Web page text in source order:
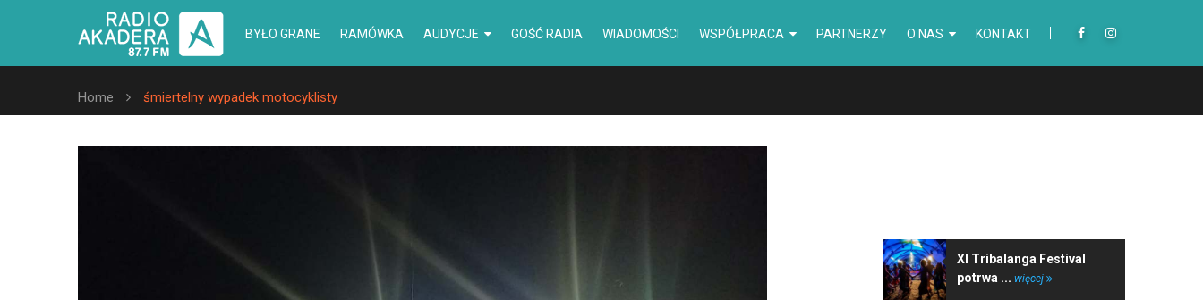
BYŁO GRANE RAMÓWKA AUDYCJE GOŚĆ RADIA WIADOMOŚCI WSPÓŁPRACA PARTNERZY O NAS KONTAKT
Home śmiertelny wypadek motocyklisty
XI Tribalanga Festival
potrwa ... więcej